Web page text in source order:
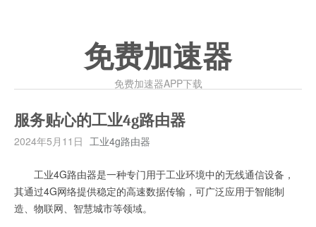
免费加速器
免费加速器APP下载
服务贴心的工业4g路由器
2024年5月11日 工业4g路由器
工业4G路由器是一种专门用于工业环境中的无线通信设备，
其通过4G网络提供稳定的高速数据传输，可广泛应用于智能制
造、物联网、智慧城市等领域。